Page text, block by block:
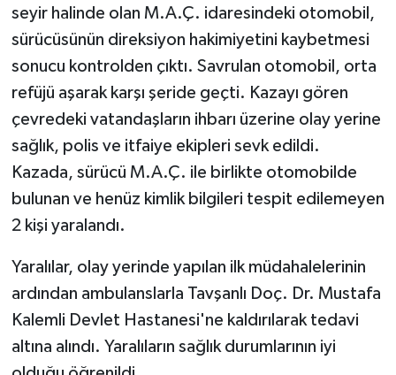
seyir halinde olan M.A.Ç. idaresindeki otomobil,
sürücüsünün direksiyon hakimiyetini kaybetmesi
sonucu kontrolden çıktı. Savrulan otomobil, orta
refüjü aşarak karşı şeride geçti. Kazayı gören
çevredeki vatandaşların ihbarı üzerine olay yerine
sağlık, polis ve itfaiye ekipleri sevk edildi.
Kazada, sürücü M.A.Ç. ile birlikte otomobilde
bulunan ve henüz kimlik bilgileri tespit edilemeyen
2 kişi yaralandı.
Yaralılar, olay yerinde yapılan ilk müdahalelerinin
ardından ambulanslarla Tavşanlı Doç. Dr. Mustafa
Kalemli Devlet Hastanesi'ne kaldırılarak tedavi
altına alındı. Yaralıların sağlık durumlarının iyi
Vasıta
Vefat Haberleri
Yaşam